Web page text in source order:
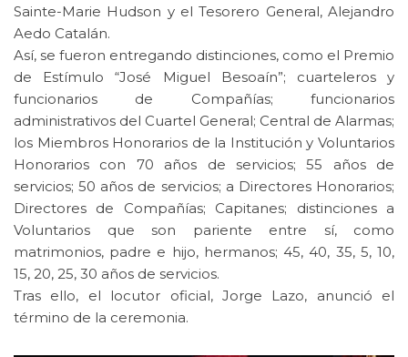
Sainte-Marie Hudson y el Tesorero General, Alejandro
Aedo Catalán.
Así, se fueron entregando distinciones, como el Premio
de Estímulo “José Miguel Besoaín”; cuarteleros y
funcionarios de Compañías; funcionarios
administrativos del Cuartel General; Central de Alarmas;
los Miembros Honorarios de la Institución y Voluntarios
Honorarios con 70 años de servicios; 55 años de
servicios; 50 años de servicios; a Directores Honorarios;
Directores de Compañías; Capitanes; distinciones a
Voluntarios que son pariente entre sí, como
matrimonios, padre e hijo, hermanos; 45, 40, 35, 5, 10,
15, 20, 25, 30 años de servicios.
Tras ello, el locutor oficial, Jorge Lazo, anunció el
término de la ceremonia.